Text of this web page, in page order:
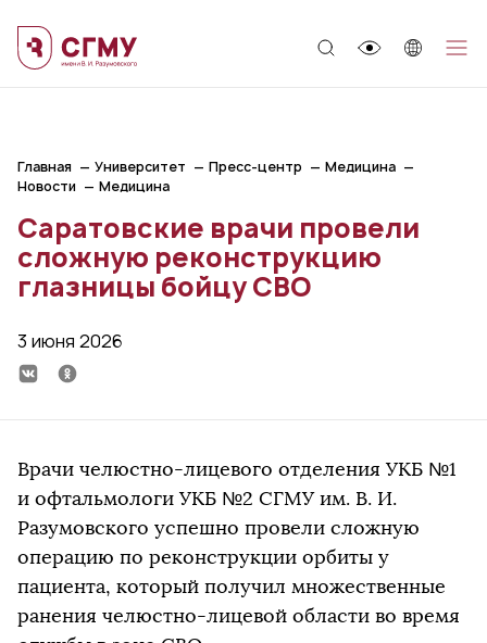
Главная Университет Пресс-центр
Медицина
Новости
Медицина
Саратовские врачи провели
сложную реконструкцию
глазницы бойцу СВО
3 июня 2026
Врачи челюстно-лицевого отделения УКБ №1
и офтальмологи УКБ №2 СГМУ им. В. И.
Разумовского успешно провели сложную
операцию по реконструкции орбиты у
пациента, который получил множественные
ранения челюстно-лицевой области во время